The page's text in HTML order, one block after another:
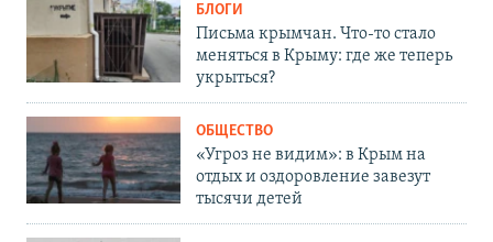
БЛОГИ
Письма крымчан. Что-то стало
меняться в Крыму: где же теперь
укрыться?
ОБЩЕСТВО
«Угроз не видим»: в Крым на
отдых и оздоровление завезут
тысячи детей